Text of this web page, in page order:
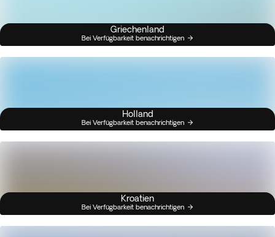
Griechenland
Bei Verfügbarkeit benachrichtigen
Holland
Bei Verfügbarkeit benachrichtigen
Kroatien
Bei Verfügbarkeit benachrichtigen